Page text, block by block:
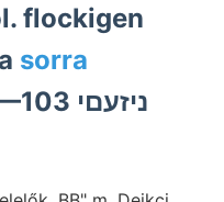
flockigen
sorra
93—103